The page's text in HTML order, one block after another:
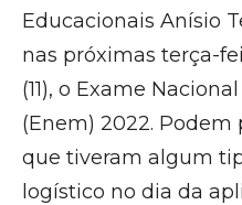
Educacionais Anísio
nas próximas terça-
(11), o Exame
(Enem) 2022.
que tiveram algum
logístico no dia da